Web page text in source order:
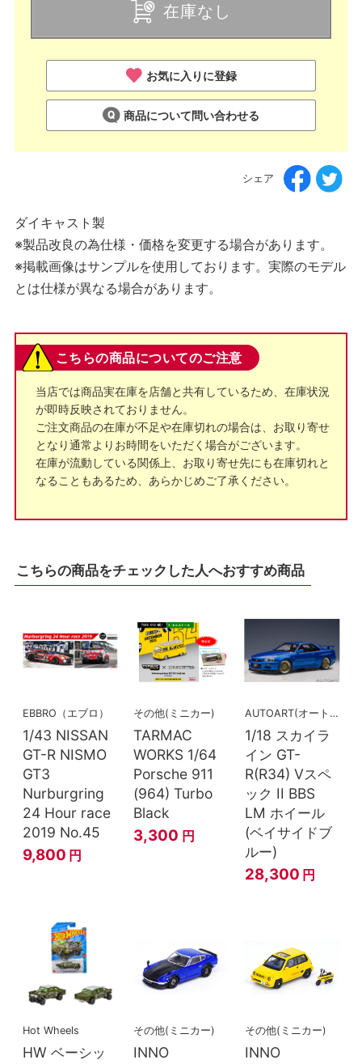
在庫なし
お気に入りに登録
商品について問い合わせる
シェア
ダイキャスト製
※製品改良の為仕様・価格を変更する場合があります。
※掲載画像はサンプルを使用しております。実際のモデル
とは仕様が異なる場合があります。
こちらの商品についてのご注意
当店では商品実在庫を店舗と共有しているため、在庫状況
が即時反映されておりません。
ご注文商品の在庫が不足や在庫切れの場合は、お取り寄せ
となり通常よりお時間をいただく場合がございます。
在庫が流動している関係上、お取り寄せ先にも在庫切れと
なることもあるため、あらかじめご了承ください。
こちらの商品をチェックした人へおすすめ商品
EBBRO（エブロ）
1/43 NISSAN
GT-R NISMO
GT3
Nurburgring
24 Hour race
2019 No.45
9,800 円
その他(ミニカー)
TARMAC
WORKS 1/64
Porsche 911
(964) Turbo
Black
3,300 円
AUTOART(オートアート)
1/18 スカイラ
イン GT-
R(R34) Vスペ
ック II BBS
LM ホイール
(ベイサイドブ
ルー)
28,300 円
Hot Wheels
HW ベーシッ
その他(ミニカー)
INNO
その他(ミニカー)
INNO